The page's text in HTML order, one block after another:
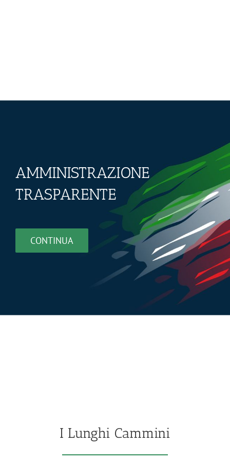
AMMINISTRAZIONE
TRASPARENTE
CONTINUA
I Lunghi Cammini